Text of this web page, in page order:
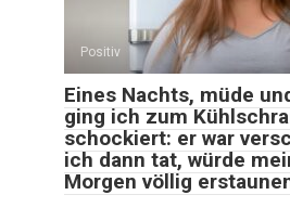
Positiv
Eines Nachts, müde
ging ich zum
schockiert: er war
ich dann tat, würde
Morgen völlig